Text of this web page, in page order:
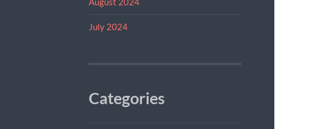
July 2024
Categories